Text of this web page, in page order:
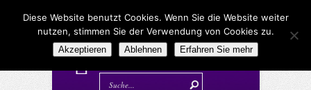
Diese Website benutzt Cookies. Wenn Sie die Website weiter
nutzen, stimmen Sie der Verwendung von Cookies zu.
Akzeptieren Ablehnen Erfahren Sie mehr